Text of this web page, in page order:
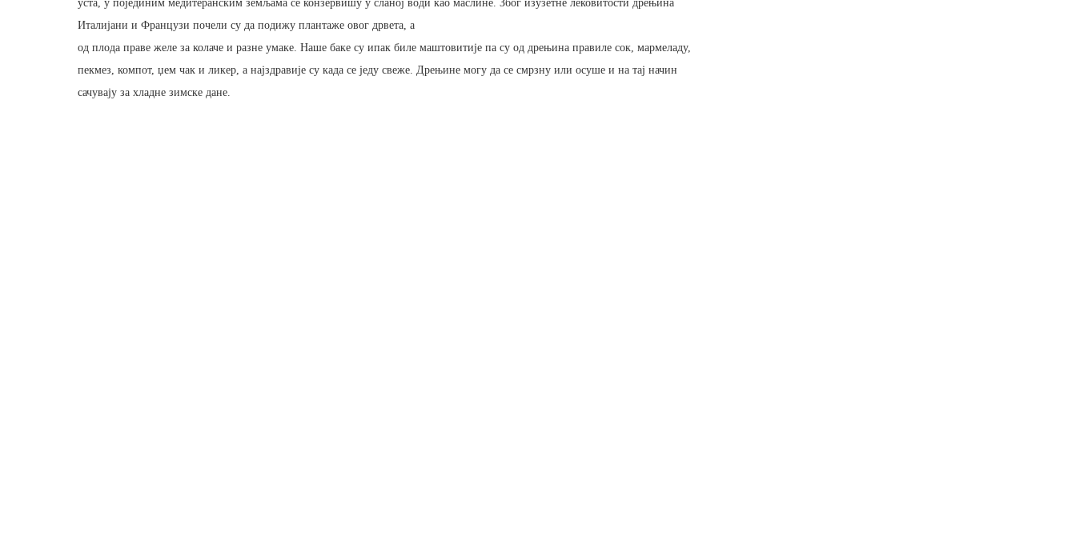
уста, у појединим медитеранским земљама се конзервишу у сланој води као маслине. Због изузетне лековитости дрењина
Италијани и Французи почели су да подижу плантаже овог дрвета, а
од плода праве желе за колаче и разне умаке. Наше баке су ипак биле маштовитије па су од дрењина правиле сок, мармеладу,
пекмез, компот, џем чак и ликер, а најздравије су када се једу свеже. Дрењине могу да се смрзну или осуше и на тај начин
сачувају за хладне зимске дане.